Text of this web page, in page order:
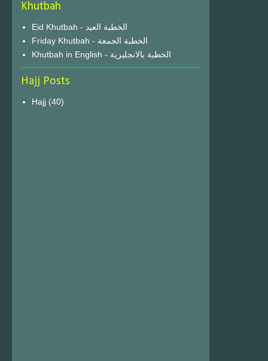
Khutbah
Eid Khutbah - الخطبة العيد
Friday Khutbah - الخطبة الجمعة
Khutbah in English - الخطبة بالانجليزية
Hajj Posts
Hajj (40)